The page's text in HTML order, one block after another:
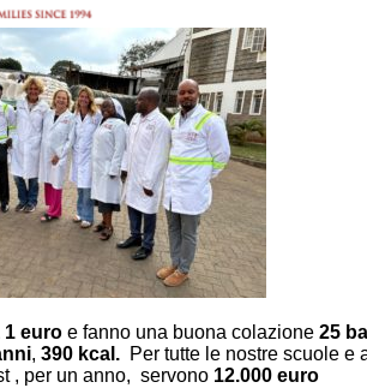
1 euro e fanno una buona colazione 25
, 390 kcal. Per tutte le nostre scuole e
, per un anno, servono 12.000 euro